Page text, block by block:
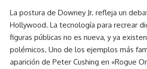
La postura de Downey Jr. refleja un
Hollywood. La tecnología para recrear
figuras públicas no es nueva, y ya
polémicos. Uno de los ejemplos más
aparición de Peter Cushing en «Rogue